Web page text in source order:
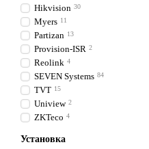
Hikvision 30
Myers 11
Partizan 13
Provision-ISR 2
Reolink 4
SEVEN Systems 84
TVT 15
Uniview 2
ZKTeco 4
Установка